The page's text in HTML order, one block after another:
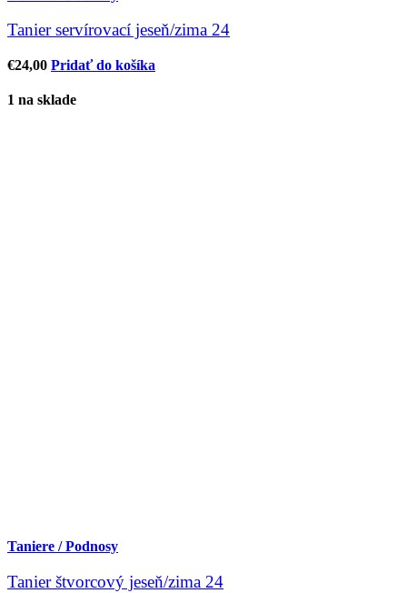
Tanier servírovací jeseň/zima 24
€24,00 Pridať do košíka
1 na sklade
Taniere / Podnosy
Tanier štvorcový jeseň/zima 24